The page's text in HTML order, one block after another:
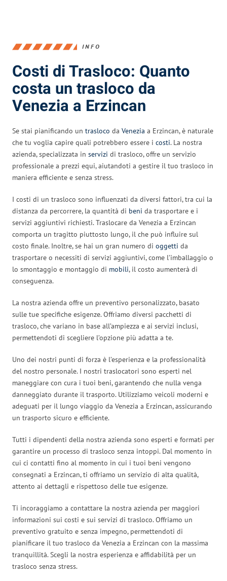
INFO
Costi di Trasloco: Quanto
costa un trasloco da
Venezia a Erzincan
Se stai pianificando un trasloco da Venezia a Erzincan, è naturale
che tu voglia capire quali potrebbero essere i costi. La nostra
azienda, specializzata in servizi di trasloco, offre un servizio
professionale a prezzi equi, aiutandoti a gestire il tuo trasloco in
maniera efficiente e senza stress.
I costi di un trasloco sono influenzati da diversi fattori, tra cui la
distanza da percorrere, la quantità di beni da trasportare e i
servizi aggiuntivi richiesti. Traslocare da Venezia a Erzincan
comporta un tragitto piuttosto lungo, il che può influire sul
costo finale. Inoltre, se hai un gran numero di oggetti da
trasportare o necessiti di servizi aggiuntivi, come l’imballaggio o
lo smontaggio e montaggio di mobili, il costo aumenterà di
conseguenza.
La nostra azienda offre un preventivo personalizzato, basato
sulle tue specifiche esigenze. Offriamo diversi pacchetti di
trasloco, che variano in base all’ampiezza e ai servizi inclusi,
permettendoti di scegliere l’opzione più adatta a te.
Uno dei nostri punti di forza è l’esperienza e la professionalità
del nostro personale. I nostri traslocatori sono esperti nel
maneggiare con cura i tuoi beni, garantendo che nulla venga
danneggiato durante il trasporto. Utilizziamo veicoli moderni e
adeguati per il lungo viaggio da Venezia a Erzincan, assicurando
un trasporto sicuro e efficiente.
Tutti i dipendenti della nostra azienda sono esperti e formati per
garantire un processo di trasloco senza intoppi. Dal momento in
cui ci contatti fino al momento in cui i tuoi beni vengono
consegnati a Erzincan, ti offriamo un servizio di alta qualità,
attento ai dettagli e rispettoso delle tue esigenze.
Ti incoraggiamo a contattare la nostra azienda per maggiori
informazioni sui costi e sui servizi di trasloco. Offriamo un
preventivo gratuito e senza impegno, permettendoti di
pianificare il tuo trasloco da Venezia a Erzincan con la massima
tranquillità. Scegli la nostra esperienza e affidabilità per un
trasloco senza stress.